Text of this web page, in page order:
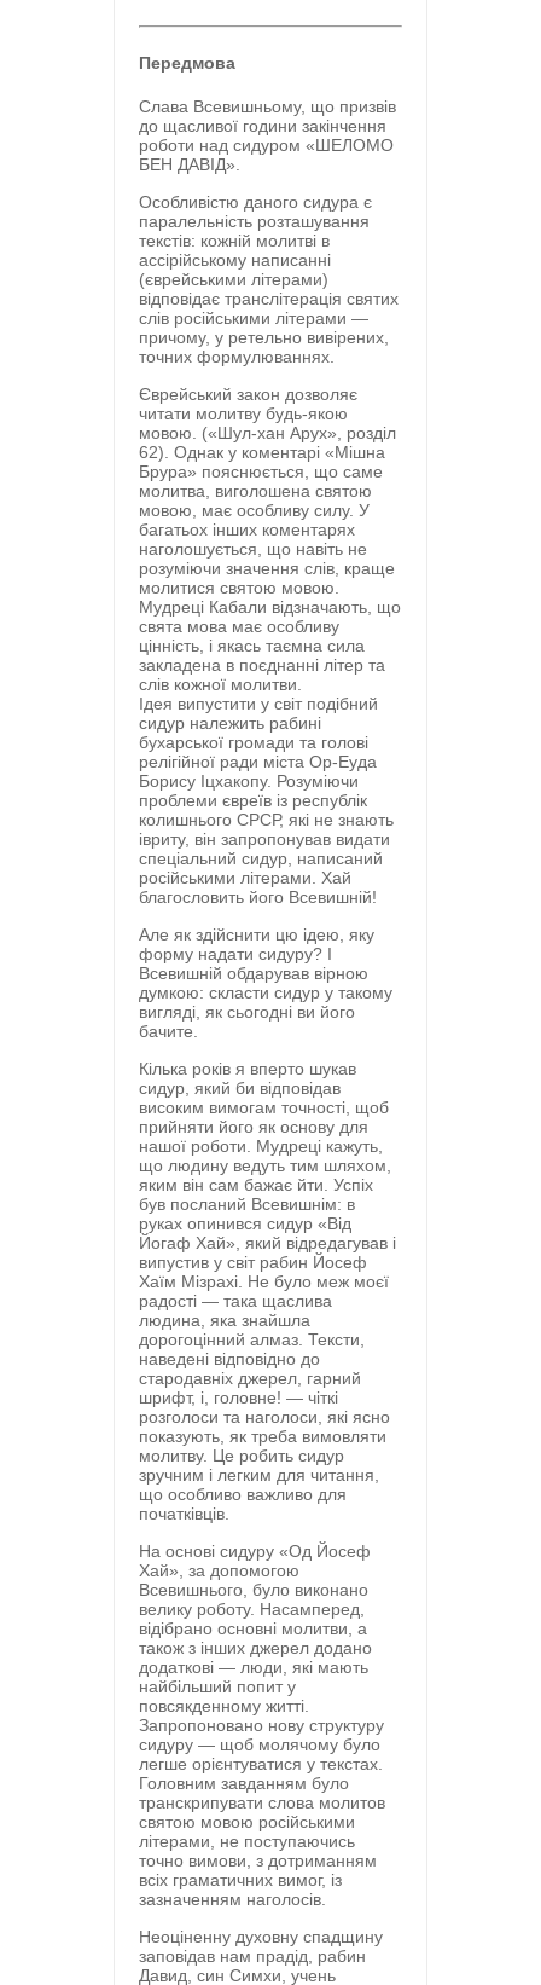
Передмова
Слава Всевишньому, що призвів
до щасливої години закінчення
роботи над сидуром «ШЕЛОМО
БЕН ДАВІД».
Особливістю даного сидура є
паралельність розташування
текстів: кожній молитві в
ассірійському написанні
(єврейськими літерами)
відповідає транслітерація святих
слів російськими літерами —
причому, у ретельно вивірених,
точних формулюваннях.
Єврейський закон дозволяє
читати молитву будь-якою
мовою. («Шул-хан Арух», розділ
62). Однак у коментарі «Мішна
Брура» пояснюється, що саме
молитва, виголошена святою
мовою, має особливу силу. У
багатьох інших коментарях
наголошується, що навіть не
розуміючи значення слів, краще
молитися святою мовою.
Мудреці Кабали відзначають, що
свята мова має особливу
цінність, і якась таємна сила
закладена в поєднанні літер та
слів кожної молитви.
Ідея випустити у світ подібний
сидур належить рабині
бухарської громади та голові
релігійної ради міста Ор-Еуда
Борису Іцхакопу. Розуміючи
проблеми євреїв із республік
колишнього СРСР, які не знають
івриту, він запропонував видати
спеціальний сидур, написаний
російськими літерами. Хай
благословить його Всевишній!
Але як здійснити цю ідею, яку
форму надати сидуру? І
Всевишній обдарував вірною
думкою: скласти сидур у такому
вигляді, як сьогодні ви його
бачите.
Кілька років я вперто шукав
сидур, який би відповідав
високим вимогам точності, щоб
прийняти його як основу для
нашої роботи. Мудреці кажуть,
що людину ведуть тим шляхом,
яким він сам бажає йти. Успіх
був посланий Всевишнім: в
руках опинився сидур «Від
Йогаф Хай», який відредагував і
випустив у світ рабин Йосеф
Хаїм Мізрахі. Не було меж моєї
радості — така щаслива
людина, яка знайшла
дорогоцінний алмаз. Тексти,
наведені відповідно до
стародавніх джерел, гарний
шрифт, і, головне! — чіткі
розголоси та наголоси, які ясно
показують, як треба вимовляти
молитву. Це робить сидур
зручним і легким для читання,
що особливо важливо для
початківців.
На основі сидуру «Од Йосеф
Хай», за допомогою
Всевишнього, було виконано
велику роботу. Насамперед,
відібрано основні молитви, а
також з інших джерел додано
додаткові — люди, які мають
найбільший попит у
повсякденному житті.
Запропоновано нову структуру
сидуру — щоб молячому було
легше орієнтуватися у текстах.
Головним завданням було
транскрипувати слова молитов
святою мовою російськими
літерами, не поступаючись
точно вимови, з дотриманням
всіх граматичних вимог, із
зазначенням наголосів.
Неоціненну духовну спадщину
заповідав нам прадід, рабин
Давид, син Симхи, учень